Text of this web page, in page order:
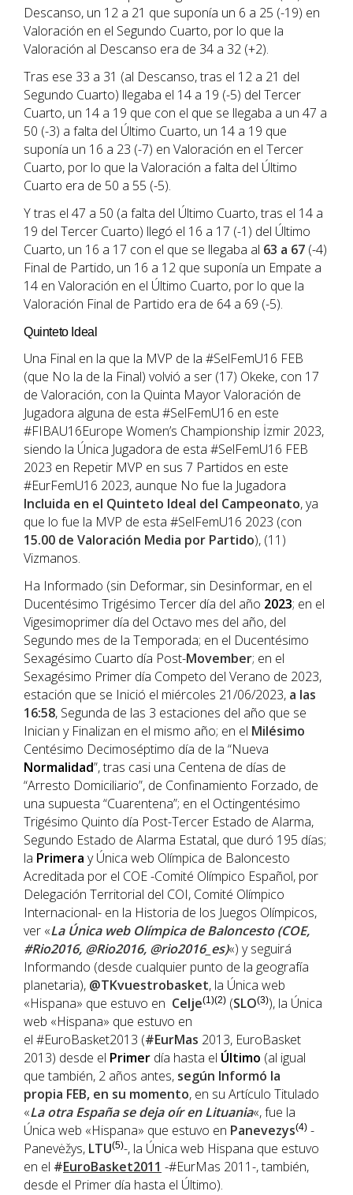
Descanso, un 12 a 21 que suponía un 6 a 25 (-19) en
Valoración en el Segundo Cuarto, por lo que la
Valoración al Descanso era de 34 a 32 (+2).
Tras ese 33 a 31 (al Descanso, tras el 12 a 21 del
Segundo Cuarto) llegaba el 14 a 19 (-5) del Tercer
Cuarto, un 14 a 19 que con el que se llegaba a un 47 a
50 (-3) a falta del Último Cuarto, un 14 a 19 que
suponía un 16 a 23 (-7) en Valoración en el Tercer
Cuarto, por lo que la Valoración a falta del Último
Cuarto era de 50 a 55 (-5).
Y tras el 47 a 50 (a falta del Último Cuarto, tras el 14 a
19 del Tercer Cuarto) llegó el 16 a 17 (-1) del Último
Cuarto, un 16 a 17 con el que se llegaba al 63 a 67 (-4)
Final de Partido, un 16 a 12 que suponía un Empate a
14 en Valoración en el Último Cuarto, por lo que la
Valoración Final de Partido era de 64 a 69 (-5).
Quinteto Ideal
Una Final en la que la MVP de la #SelFemU16 FEB
(que No la de la Final) volvió a ser (17) Okeke, con 17
de Valoración, con la Quinta Mayor Valoración de
Jugadora alguna de esta #SelFemU16 en este
#FIBAU16Europe Women’s Championship İzmir 2023,
siendo la Única Jugadora de esta #SelFemU16 FEB
2023 en Repetir MVP en sus 7 Partidos en este
#EurFemU16 2023, aunque No fue la Jugadora
Incluida en el Quinteto Ideal del Campeonato, ya
que lo fue la MVP de esta #SelFemU16 2023 (con
15.00 de Valoración Media por Partido), (11)
Vizmanos.
Ha Informado (sin Deformar, sin Desinformar, en el
Ducentésimo Trigésimo Tercer día del año 2023; en el
Vigesimoprimer día del Octavo mes del año, del
Segundo mes de la Temporada; en el Ducentésimo
Sexagésimo Cuarto día Post-Movember; en el
Sexagésimo Primer día Competo del Verano de 2023,
estación que se Inició el miércoles 21/06/2023, a las
16:58, Segunda de las 3 estaciones del año que se
Inician y Finalizan en el mismo año; en el Milésimo
Centésimo Decimoséptimo día de la “Nueva
Normalidad”, tras casi una Centena de días de
“Arresto Domiciliario”, de Confinamiento Forzado, de
una supuesta “Cuarentena”; en el Octingentésimo
Trigésimo Quinto día Post-Tercer Estado de Alarma,
Segundo Estado de Alarma Estatal, que duró 195 días;
la Primera y Única web Olímpica de Baloncesto
Acreditada por el COE -Comité Olímpico Español, por
Delegación Territorial del COI, Comité Olímpico
Internacional- en la Historia de los Juegos Olímpicos,
ver «La Única web Olímpica de Baloncesto (COE,
#Rio2016, @Rio2016, @rio2016_es)«) y seguirá
Informando (desde cualquier punto de la geografía
planetaria), @TKvuestrobasket, la Única web
«Hispana» que estuvo en Celje(1)(2) (SLO(3)), la Única
web «Hispana» que estuvo en
el #EuroBasket2013 (#EurMas 2013, EuroBasket
2013) desde el Primer día hasta el Último (al igual
que también, 2 años antes, según Informó la
propia FEB, en su momento, en su Artículo Titulado
«La otra España se deja oír en Lituania«, fue la
Única web «Hispana» que estuvo en Panevezys(4) -
Panevėžys, LTU(5)-, la Única web Hispana que estuvo
en el #EuroBasket2011 -#EurMas 2011-, también,
desde el Primer día hasta el Último).